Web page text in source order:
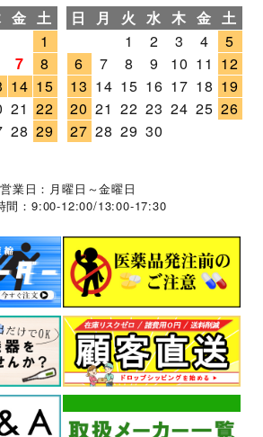
金 土
1
7
8
14 15
21 22
28 29
日
月 火 水 木 金 土
1
2 3 4
5
6
7 8 9 10 11 12
13 14 15 16 17 18 19
20 21 22 23 24 25 26
27 28 29 30
営業日：月曜日～金曜日
間：9:00-12:00/13:00-17:30